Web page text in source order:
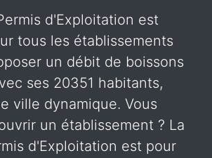
d'Exploitation est
tous les établissements
un débit de boissons
ses 20351 habitants,
ville dynamique. Vous
un établissement ? La
d'Exploitation est pour